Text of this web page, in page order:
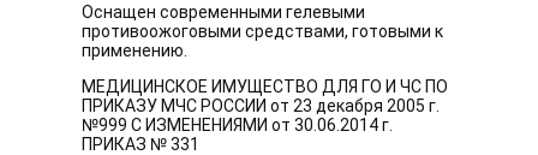
Оснащен современными гелевыми
противоожоговыми средствами, готовыми к
применению.
МЕДИЦИНСКОЕ ИМУЩЕСТВО ДЛЯ ГО И ЧС ПО
ПРИКАЗУ МЧС РОССИИ от 23 декабря 2005 г.
№999 С ИЗМЕНЕНИЯМИ от 30.06.2014 г.
ПРИКАЗ № 331